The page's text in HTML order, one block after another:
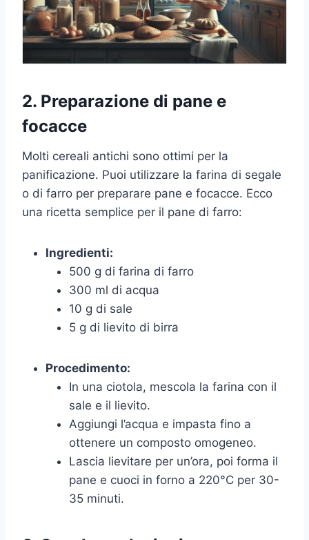
2. Preparazione di pane e
focacce
Molti cereali antichi sono ottimi per la
panificazione. Puoi utilizzare la farina di segale
o di farro per preparare pane e focacce. Ecco
una ricetta semplice per il pane di farro:
Ingredienti:
500 g di farina di farro
300 ml di acqua
10 g di sale
5 g di lievito di birra
Procedimento:
In una ciotola, mescola la farina con il
sale e il lievito.
Aggiungi l’acqua e impasta fino a
ottenere un composto omogeneo.
Lascia lievitare per un’ora, poi forma il
pane e cuoci in forno a 220°C per 30-
35 minuti.